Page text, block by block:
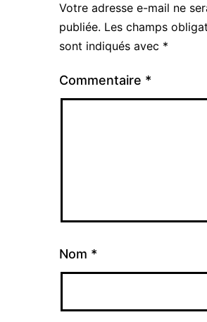
Votre adresse e-mail ne
publiée. Les champs
sont indiqués avec *
Commentaire *
Nom *